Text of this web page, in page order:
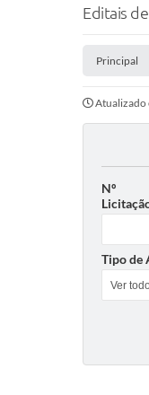
Editais
Principal
Atualizado
Nº
Tipo de